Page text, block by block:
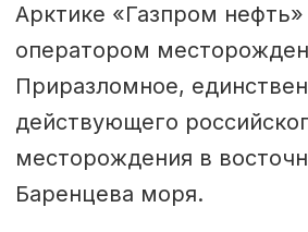
Арктике «Газпром нефть»
оператором
Приразломное,
действующего
месторождения в
Баренцева моря.